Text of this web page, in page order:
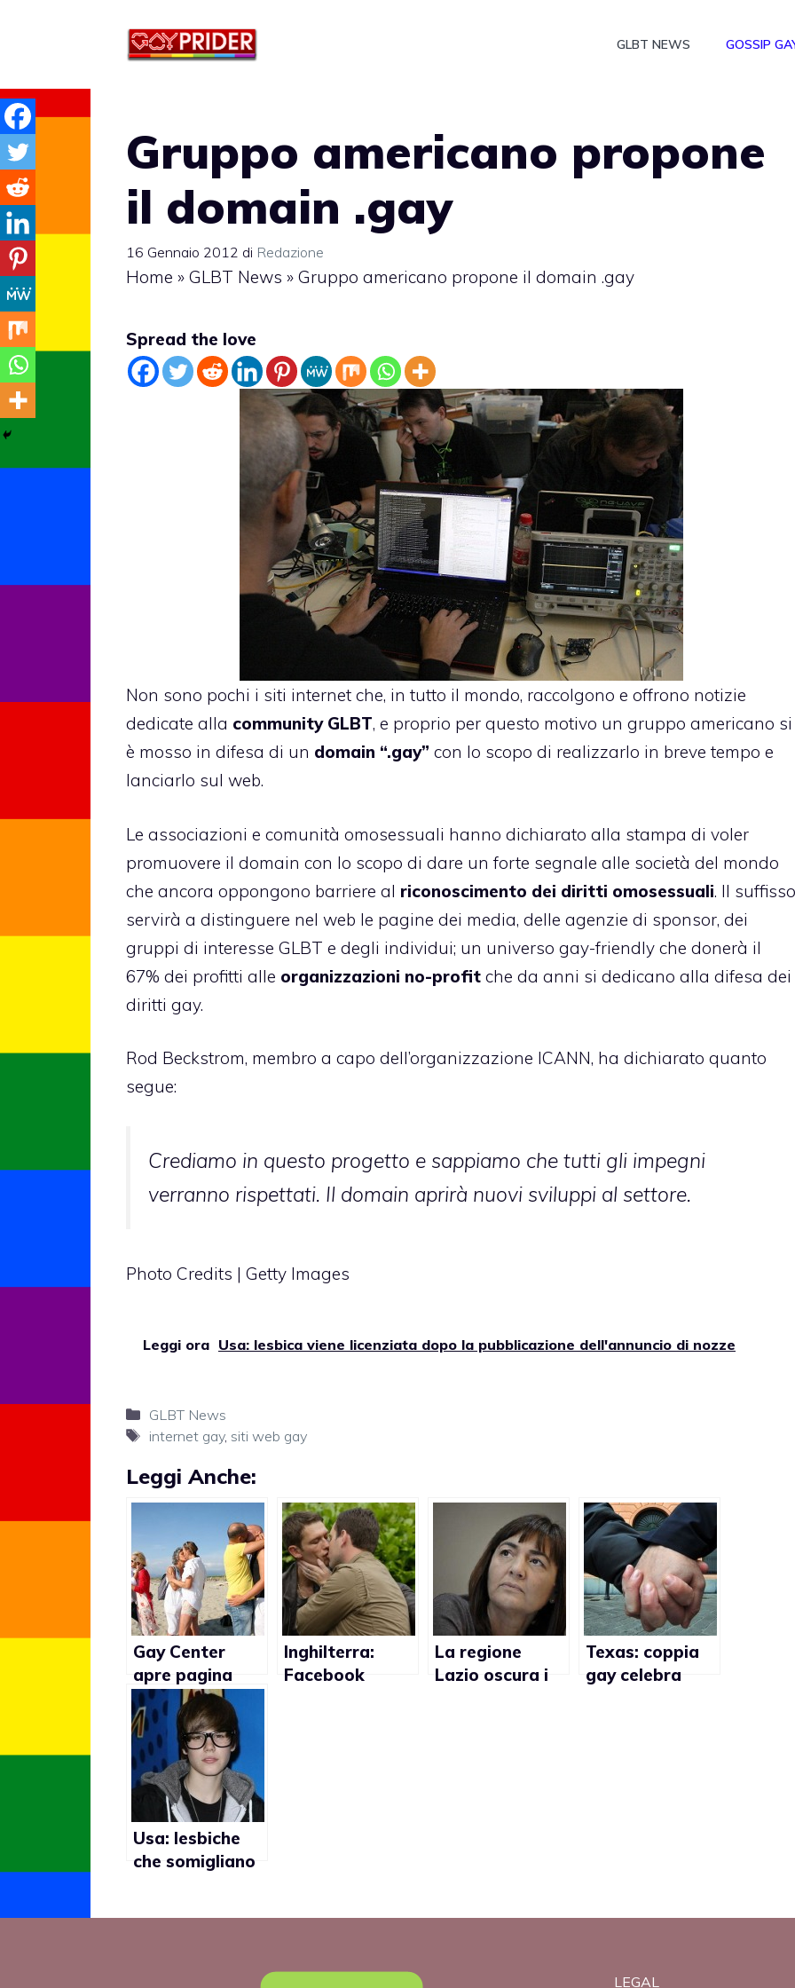
GLBT NEWS GOSSIP
Gruppo americano propone
il domain .gay
16 Gennaio 2012 di Redazione
Home » GLBT News » Gruppo americano propone il domain .gay
Spread the love
Non sono pochi i siti internet che, in tutto il mondo, raccolgono e offrono notizie
dedicate alla community GLBT, e proprio per questo motivo un gruppo americano si
è mosso in difesa di un domain “.gay” con lo scopo di realizzarlo in breve tempo e
lanciarlo sul web.
Le associazioni e comunità omosessuali hanno dichiarato alla stampa di voler
promuovere il domain con lo scopo di dare un forte segnale alle società del mondo
che ancora oppongono barriere al riconoscimento dei diritti omosessuali. Il suffisso
servirà a distinguere nel web le pagine dei media, delle agenzie di sponsor, dei
gruppi di interesse GLBT e degli individui; un universo gay-friendly che donerà il
67% dei profitti alle organizzazioni no-profit che da anni si dedicano alla difesa dei
diritti gay.
Rod Beckstrom, membro a capo dell’organizzazione ICANN, ha dichiarato quanto
segue:
Crediamo in questo progetto e sappiamo che tutti gli impegni
verranno rispettati. Il domain aprirà nuovi sviluppi al settore.
Photo Credits | Getty Images
Leggi ora Usa: lesbica viene licenziata dopo la pubblicazione dell'annuncio di nozze
Categorie
GLBT News
Tag
internet gay, siti web gay
Leggi Anche:
Gay Center
apre pagina
Facebook
contro
l’omofobia
Inghilterra:
Facebook
La regione
Lazio oscura i
Texas: coppia
gay celebra
Usa: lesbiche
che somigliano
LEGAL